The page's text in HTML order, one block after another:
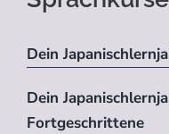
Dein
Dein
Fortgeschrittene